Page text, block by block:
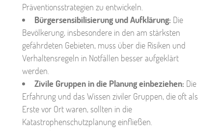
Präventionsstrategien zu entwickeln.
Bürgersensibilisierung und Aufklärung: Die
Bevölkerung, insbesondere in den am stärksten
gefährdeten Gebieten, muss über die Risiken und
Verhaltensregeln in Notfällen besser aufgeklärt
werden.
Zivile Gruppen in die Planung einbeziehen: Die
Erfahrung und das Wissen ziviler Gruppen, die oft als
Erste vor Ort waren, sollten in die
Katastrophenschutzplanung einfließen.